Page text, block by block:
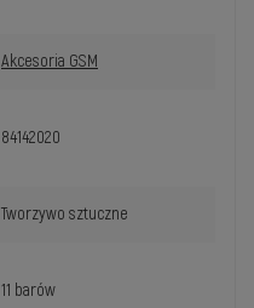
Akcesoria GSM
84142020
Tworzywo sztuczne
11 barów